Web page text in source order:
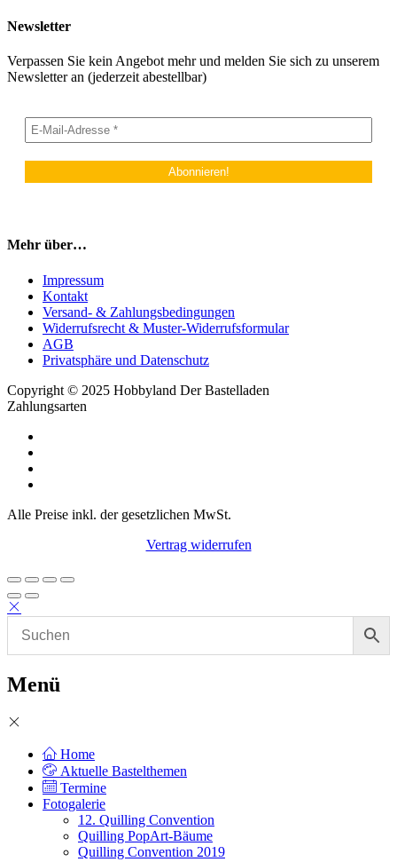
Newsletter
Verpassen Sie kein Angebot mehr und melden Sie sich zu unserem
Newsletter an (jederzeit abestellbar)
Mehr über…
Impressum
Kontakt
Versand- & Zahlungsbedingungen
Widerrufsrecht & Muster-Widerrufsformular
AGB
Privatsphäre und Datenschutz
Copyright © 2025 Hobbyland Der Bastelladen
Zahlungsarten
Alle Preise inkl. der gesetzlichen MwSt.
Vertrag widerrufen
Menü
Home
Aktuelle Bastelthemen
Termine
Fotogalerie
12. Quilling Convention
Quilling PopArt-Bäume
Quilling Convention 2019